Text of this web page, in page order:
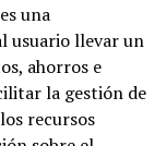
es una
usuario llevar un
ahorros e
la gestión de
recursos